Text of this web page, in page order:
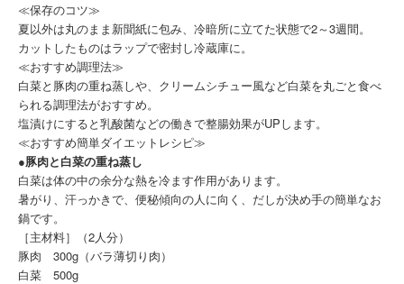
≪保存のコツ≫
夏以外は丸のまま新聞紙に包み、冷暗所に立てた状態で2～3週間。
カットしたものはラップで密封し冷蔵庫に。
≪おすすめ調理法≫
白菜と豚肉の重ね蒸しや、クリームシチュー風など白菜を丸ごと食べ
られる調理法がおすすめ。
塩漬けにすると乳酸菌などの働きで整腸効果がUPします。
≪おすすめ簡単ダイエットレシピ≫
●豚肉と白菜の重ね蒸し
白菜は体の中の余分な熱を冷ます作用があります。
暑がり、汗っかきで、便秘傾向の人に向く、だしが決め手の簡単なお
鍋です。
［主材料］（2人分）
豚肉 300g（バラ薄切り肉）
白菜 500g